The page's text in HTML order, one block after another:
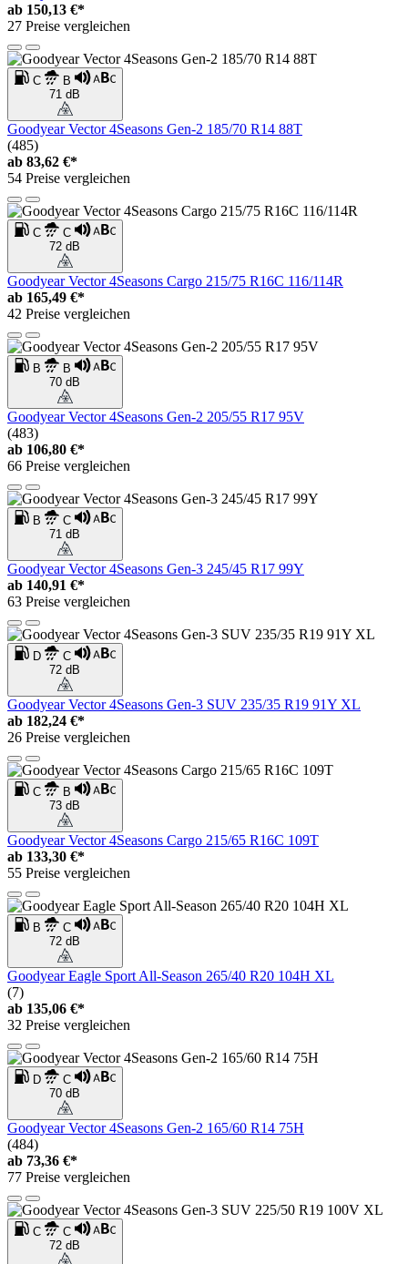
ab 150,13 €*
27 Preise vergleichen
C
B
71 dB
Goodyear Vector 4Seasons Gen-2 185/70 R14 88T
(485)
ab 83,62 €*
54 Preise vergleichen
C
C
72 dB
Goodyear Vector 4Seasons Cargo 215/75 R16C 116/114R
ab 165,49 €*
42 Preise vergleichen
B
B
70 dB
Goodyear Vector 4Seasons Gen-2 205/55 R17 95V
(483)
ab 106,80 €*
66 Preise vergleichen
B
C
71 dB
Goodyear Vector 4Seasons Gen-3 245/45 R17 99Y
ab 140,91 €*
63 Preise vergleichen
D
C
72 dB
Goodyear Vector 4Seasons Gen-3 SUV 235/35 R19 91Y XL
ab 182,24 €*
26 Preise vergleichen
C
B
73 dB
Goodyear Vector 4Seasons Cargo 215/65 R16C 109T
ab 133,30 €*
55 Preise vergleichen
B
C
72 dB
Goodyear Eagle Sport All-Season 265/40 R20 104H XL
(7)
ab 135,06 €*
32 Preise vergleichen
D
C
70 dB
Goodyear Vector 4Seasons Gen-2 165/60 R14 75H
(484)
ab 73,36 €*
77 Preise vergleichen
C
C
72 dB